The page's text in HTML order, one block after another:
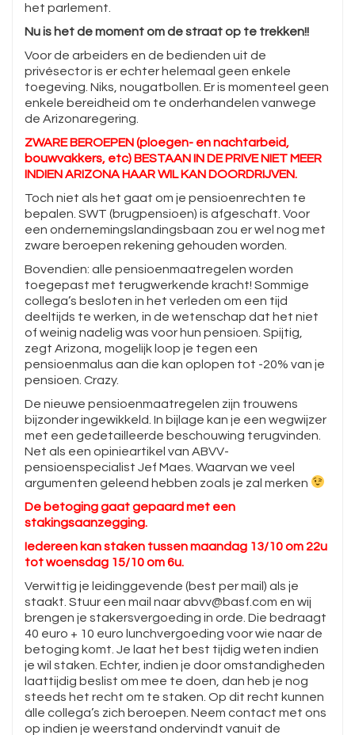
het parlement.
Nu is het de moment om de straat op te trekken!!
Voor de arbeiders en de bedienden uit de
privésector is er echter helemaal geen enkele
toegeving. Niks, nougatbollen. Er is momenteel geen
enkele bereidheid om te onderhandelen vanwege
de Arizonaregering.
ZWARE BEROEPEN (ploegen- en nachtarbeid,
bouwvakkers, etc) BESTAAN IN DE PRIVE NIET MEER
INDIEN ARIZONA HAAR WIL KAN DOORDRIJVEN.
Toch niet als het gaat om je pensioenrechten te
bepalen. SWT (brugpensioen) is afgeschaft. Voor
een ondernemingslandingsbaan zou er wel nog met
zware beroepen rekening gehouden worden.
Bovendien: alle pensioenmaatregelen worden
toegepast met terugwerkende kracht! Sommige
collega’s besloten in het verleden om een tijd
deeltijds te werken, in de wetenschap dat het niet
of weinig nadelig was voor hun pensioen. Spijtig,
zegt Arizona, mogelijk loop je tegen een
pensioenmalus aan die kan oplopen tot -20% van je
pensioen. Crazy.
De nieuwe pensioenmaatregelen zijn trouwens
bijzonder ingewikkeld. In bijlage kan je een wegwijzer
met een gedetailleerde beschouwing terugvinden.
Net als een opinieartikel van ABVV-
pensioenspecialist Jef Maes. Waarvan we veel
argumenten geleend hebben zoals je zal merken
De betoging gaat gepaard met een
stakingsaanzegging.
Iedereen kan staken tussen maandag 13/10 om 22u
tot woensdag 15/10 om 6u.
Verwittig je leidinggevende (best per mail) als je
staakt. Stuur een mail naar abvv@basf.com en wij
brengen je stakersvergoeding in orde. Die bedraagt
40 euro + 10 euro lunchvergoeding voor wie naar de
betoging komt. Je laat het best tijdig weten indien
je wil staken. Echter, indien je door omstandigheden
laattijdig beslist om mee te doen, dan heb je nog
steeds het recht om te staken. Op dit recht kunnen
álle collega’s zich beroepen. Neem contact met ons
op indien je weerstand ondervindt vanuit de